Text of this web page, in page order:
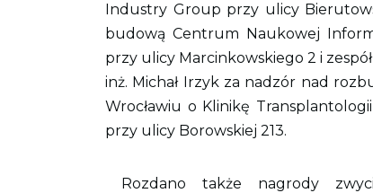
Industry Group przy ulicy
budową Centrum Naukowej
przy ulicy Marcinkowskiego 2 i
inż. Michał Irzyk za nadzór nad
Wrocławiu o Klinikę
przy ulicy Borowskiej 213.
Rozdano także nagrody